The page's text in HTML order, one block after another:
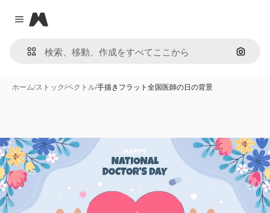
Close menu
Magnific
画像で
ホーム/ストック/ベクトル/手描きフラット全国医師の日の背景